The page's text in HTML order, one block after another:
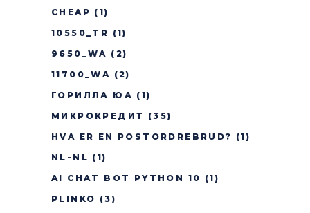
CHEAP (1)
10550_TR (1)
9650_WA (2)
11700_WA (2)
ГОРИЛЛА ЮА (1)
МИКРОКРЕДИТ
(35)
HVA ER EN POSTORDREBRUD? (1)
NL-NL (1)
AI CHAT BOT PYTHON 10 (1)
PLINKO (3)